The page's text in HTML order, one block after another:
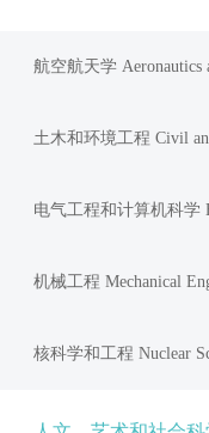
航空航天学 Aeronautics
土木和环境工程 Civil
电气工程和计算机科学
机械工程 Mechanical
核科学和工程 Nuclear